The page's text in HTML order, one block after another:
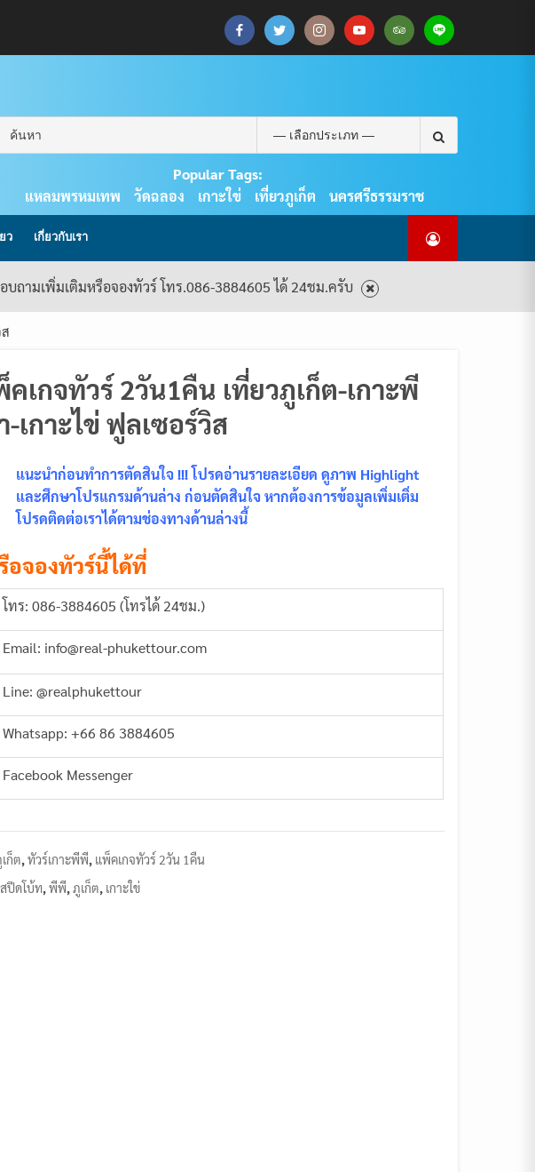
CHECKOUT
SAMPLE
บทความ
ยินดี
PHUKET
เกี่ยว
แพ็คเกจ
Search
for:
Popular Tags:
แหลมพรหมเทพ
วัดฉลอง เกาะใข่ เที่ยวภูเก็ต นครศรีธรรมราช
ว เกี่ยวกับเรา
ถามเพิ่มเติมหรือจองทัวร์ โทร.086-3884605 ได้ 24ชม.ครับ
คเกจทัวร์ 2วัน1คืน เที่ยวภูเก็ต-เกาะพี
เกาะไข่ ฟูลเซอร์วิส
แนะนำก่อนทำการตัดสินใจ !!! โปรดอ่านรายละเอียด ดูภาพ Highlight
และศึกษาโปรแกรมด้านล่าง ก่อนตัดสินใจ หากต้องการข้อมูลเพิ่มเติ่ม
โปรดติดต่อเราได้ตามช่องทางด้านล่างนี้
จองทัวร์นี้ได้ที่
โทร: 086-3884605 (โทรได้ 24ชม.)
Email: info@real-phukettour.com
Line: @realphukettour
Whatsapp: +66 86 3884605
Facebook Messenger
ก็ต,ทัวร์เกาะพีพี, แพ็คเกจทัวร์ 2วัน 1คืน
ปีดโบ้ท,พีพี,ภูเก็ต, เกาะใข่